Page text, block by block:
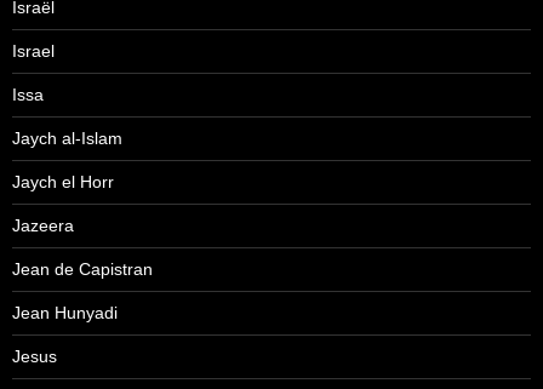
Israël
Israel
Issa
Jaych al-Islam
Jaych el Horr
Jazeera
Jean de Capistran
Jean Hunyadi
Jesus